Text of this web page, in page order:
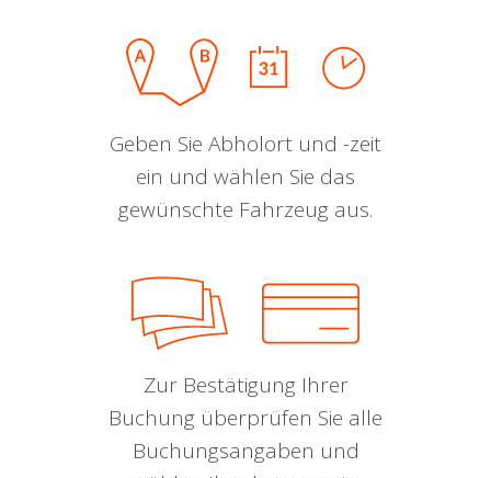
Geben Sie Abholort und -zeit
ein und wählen Sie das
gewünschte Fahrzeug aus.
Zur Bestätigung Ihrer
Buchung überprüfen Sie alle
Buchungsangaben und